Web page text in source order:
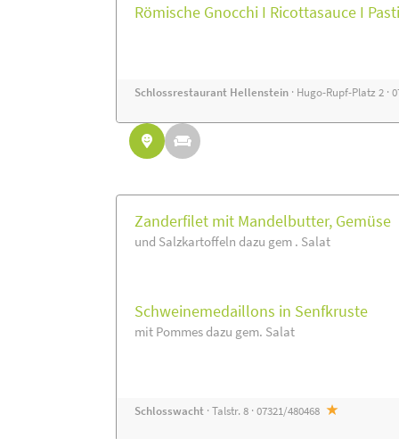
Römische Gnocchi I Ricottasauce I
Schlossrestaurant Hellenstein · Hugo-Rupf-Platz 2 ·
Zanderfilet mit Mandelbutter, Gemüse
und Salzkartoffeln dazu gem . Salat
Schweinemedaillons in Senfkruste
mit Pommes dazu gem. Salat
Schlosswacht · Talstr. 8 · 07321/480468